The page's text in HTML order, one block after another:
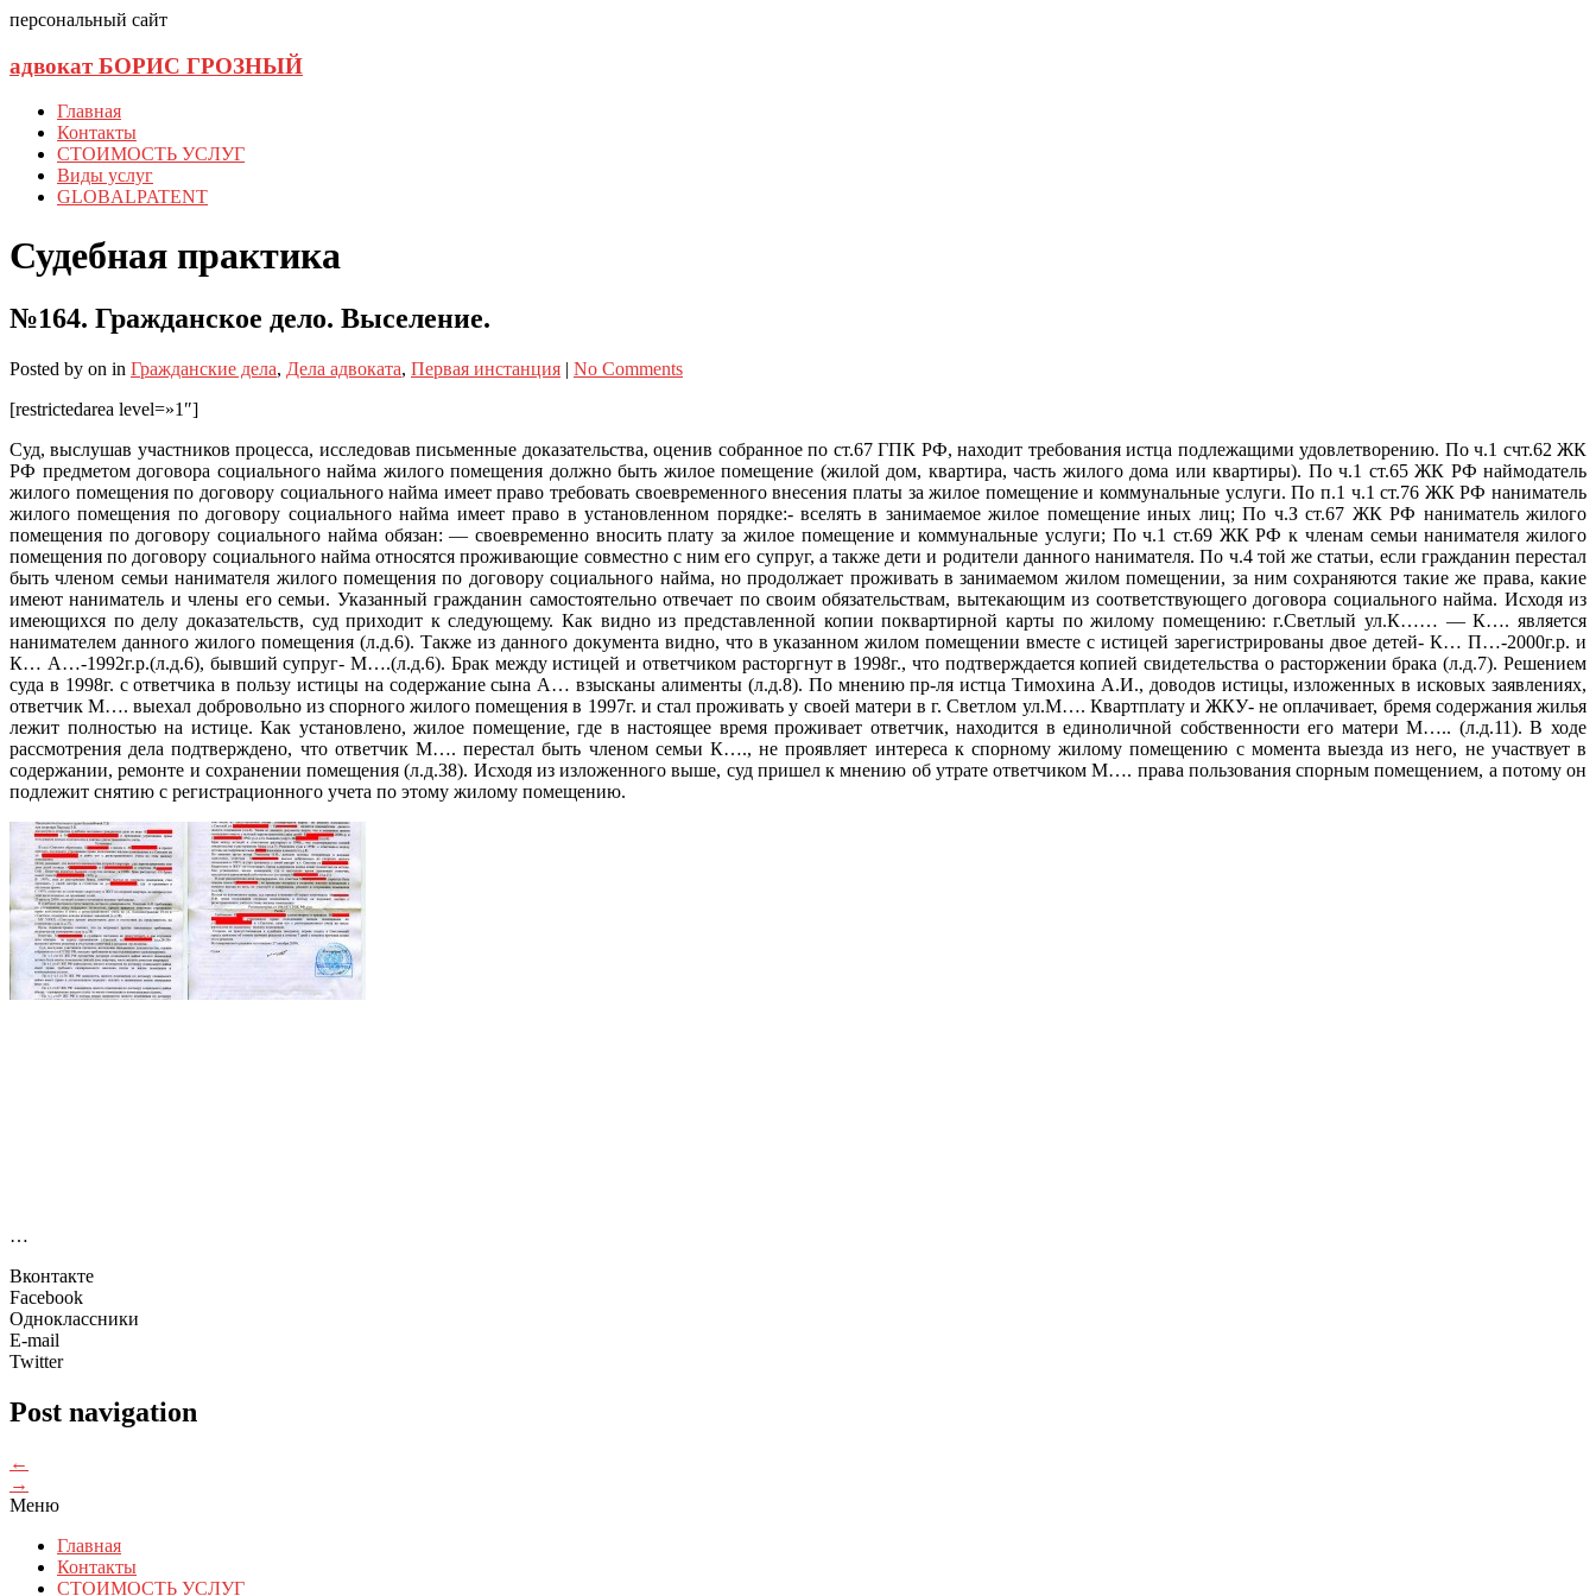
персональный сайт
адвокат БОРИС ГРОЗНЫЙ
Главная
Контакты
СТОИМОСТЬ УСЛУГ
Виды услуг
GLOBALPATENT
Судебная практика
№164. Гражданское дело. Выселение.
Posted by on in Гражданские дела, Дела адвоката, Первая инстанция | No Comments
[restrictedarea level=»1″]
Суд, выслушав участников процесса, исследовав письменные доказательства, оценив собранное по ст.67 ГПК РФ, находит требования истца подлежащими удовлетворению. По ч.1 счт.62 ЖК
РФ предметом договора социального найма жилого помещения должно быть жилое помещение (жилой дом, квартира, часть жилого дома или квартиры). По ч.1 ст.65 ЖК РФ наймодатель
жилого помещения по договору социального найма имеет право требовать своевременного внесения платы за жилое помещение и коммунальные услуги. По п.1 ч.1 ст.76 ЖК РФ наниматель
жилого помещения по договору социального найма имеет право в установленном порядке:- вселять в занимаемое жилое помещение иных лиц; По ч.З ст.67 ЖК РФ наниматель жилого
помещения по договору социального найма обязан: — своевременно вносить плату за жилое помещение и коммунальные услуги; По ч.1 ст.69 ЖК РФ к членам семьи нанимателя жилого
помещения по договору социального найма относятся проживающие совместно с ним его супруг, а также дети и родители данного нанимателя. По ч.4 той же статьи, если гражданин перестал
быть членом семьи нанимателя жилого помещения по договору социального найма, но продолжает проживать в занимаемом жилом помещении, за ним сохраняются такие же права, какие
имеют наниматель и члены его семьи. Указанный гражданин самостоятельно отвечает по своим обязательствам, вытекающим из соответствующего договора социального найма. Исходя из
имеющихся по делу доказательств, суд приходит к следующему. Как видно из представленной копии поквартирной карты по жилому помещению: г.Светлый ул.К…… — К…. является
нанимателем данного жилого помещения (л.д.6). Также из данного документа видно, что в указанном жилом помещении вместе с истицей зарегистрированы двое детей- К… П…-2000г.р. и
К… А…-1992г.р.(л.д.6), бывший супруг- М….(л.д.6). Брак между истицей и ответчиком расторгнут в 1998г., что подтверждается копией свидетельства о расторжении брака (л.д.7). Решением
суда в 1998г. с ответчика в пользу истицы на содержание сына А… взысканы алименты (л.д.8). По мнению пр-ля истца Тимохина А.И., доводов истицы, изложенных в исковых заявлениях,
ответчик М…. выехал добровольно из спорного жилого помещения в 1997г. и стал проживать у своей матери в г. Светлом ул.М…. Квартплату и ЖКУ- не оплачивает, бремя содержания жилья
лежит полностью на истице. Как установлено, жилое помещение, где в настоящее время проживает ответчик, находится в единоличной собственности его матери М….. (л.д.11). В ходе
рассмотрения дела подтверждено, что ответчик М…. перестал быть членом семьи К…., не проявляет интереса к спорному жилому помещению с момента выезда из него, не участвует в
содержании, ремонте и сохранении помещения (л.д.38). Исходя из изложенного выше, суд пришел к мнению об утрате ответчиком М…. права пользования спорным помещением, а потому он
подлежит снятию с регистрационного учета по этому жилому помещению.
…
Вконтакте
Facebook
Одноклассники
E-mail
Twitter
Post navigation
←
→
Меню
Главная
Контакты
СТОИМОСТЬ УСЛУГ